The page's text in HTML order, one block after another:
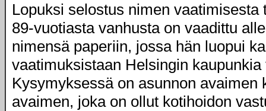
Lopuksi selostus nimen vaatimisesta
89-vuotiasta vanhusta on vaadittu
nimensä paperiin, jossa hän luopui
vaatimuksistaan Helsingin kaupunkia
Kysymyksessä on asunnon avaimen
avaimen, joka on ollut kotihoidon